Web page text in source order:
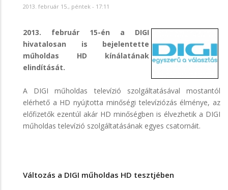
2013. február 15., péntek - 17:11
2013. február 15-én a DIGI
hivatalosan is bejelentette
műholdas HD kínálatának
elindítását.
A DIGI műholdas televízió szolgáltatásával mostantól
elérhető a HD nyújtotta minőségi televíziózás élménye, az
előfizetők ezentúl akár HD minőségben is élvezhetik a DIGI
műholdas televízió szolgáltatásának egyes csatornáit.
Változás a DIGI műholdas HD tesztjében